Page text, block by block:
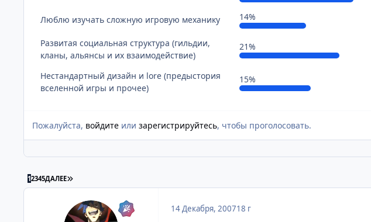
Люблю изучать сложную игровую механику 14%
Развитая социальная структура (гильдии,
кланы, альянсы и их взаимодействие)
21%
Нестандартный дизайн и lore (предыстория
вселенной игры и прочее)
15%
Пожалуйста, войдите или зарегистрируйтесь, чтобы проголосовать.
12345ДАЛЕЕ ПОСЛЕДНЯЯ СТРАНИЦА
14 Декабря, 200718 г